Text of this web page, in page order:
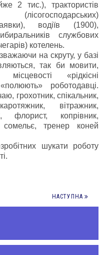
2 тис.), трактористів
(лісогосподарських)
водіїв (1900),
службових
котелень.
на скруту, у базі
так би мовити,
«рідкісні
роботодавці.
грохотник, спікальник,
вітражник,
флорист, копрівник,
сомельє, тренер коней
шукати роботу
НАСТУПНА